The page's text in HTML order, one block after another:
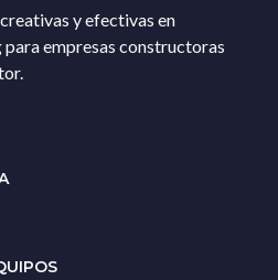
y efectivas en
empresas constructoras